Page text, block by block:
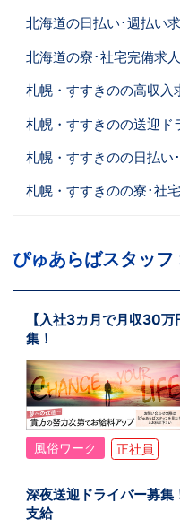
北海道の日払い･週払い
北海道の寮･社宅完備求人
札幌・すすきのの高収入
札幌・すすきのの送迎ド
札幌・すすきのの日払い
札幌・すすきのの寮･社
ぴゅあらばスタッ
【入社3カ月で月収30
集！
風俗ワーク 正社員
深夜送迎ドライバー募
支給